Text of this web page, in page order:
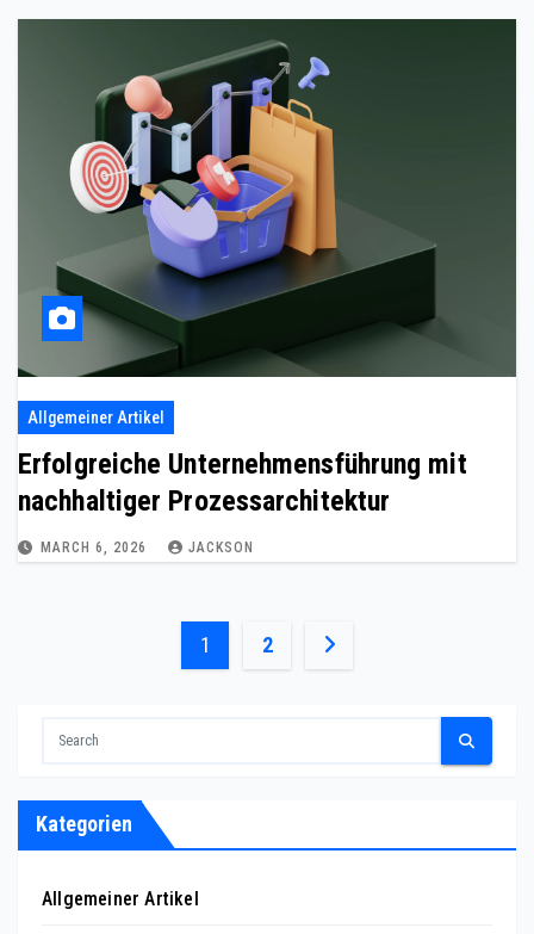
Allgemeiner Artikel
Erfolgreiche Unternehmensführung mit
nachhaltiger Prozessarchitektur
MARCH 6, 2026 JACKSON
Posts
1 2
Kategorien
Allgemeiner Artikel